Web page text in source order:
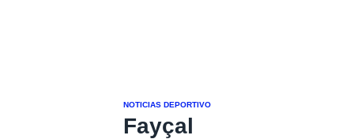
NOTICIAS DEPORTIVO
Fayçal